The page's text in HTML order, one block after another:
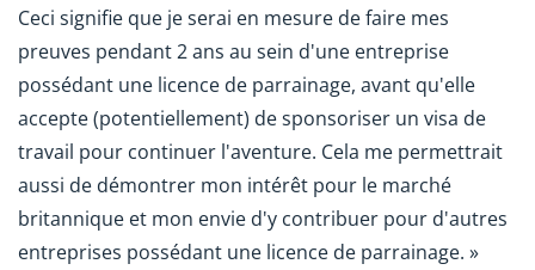
Ceci signifie que je serai en mesure de faire mes
preuves pendant 2 ans au sein d'une entreprise
possédant une licence de parrainage, avant qu'elle
accepte (potentiellement) de sponsoriser un visa de
travail pour continuer l'aventure. Cela me permettrait
aussi de démontrer mon intérêt pour le marché
britannique et mon envie d'y contribuer pour d'autres
entreprises possédant une licence de parrainage. »